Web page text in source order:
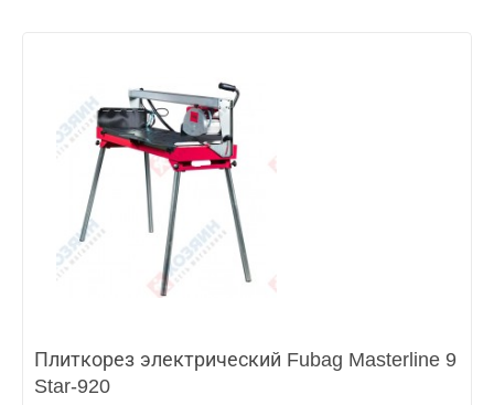
Плиткорез электрический Fubag Masterline 9
Star-920